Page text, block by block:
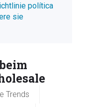
política
sie
Trends